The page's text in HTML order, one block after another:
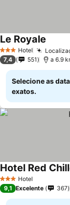
3 EstrelasHotel
Le Royale
7,4 551 a 6.9
Selecione as
exatos.
3 EstrelasHotel
Hotel Red
9,1 Excelente 367